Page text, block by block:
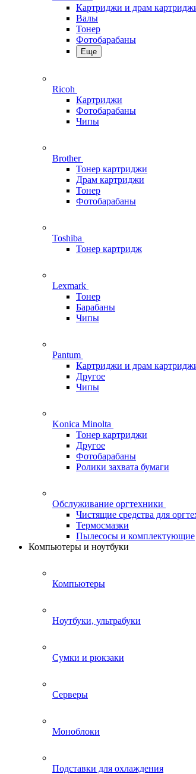
Картриджи и драм
Валы
Тонер
Фотобарабаны
Еще
Ricoh
Картриджи
Фотобарабаны
Чипы
Brother
Тонер картриджи
Драм картриджи
Тонер
Фотобарабаны
Toshiba
Тонер картридж
Lexmark
Тонер
Барабаны
Чипы
Pantum
Картриджи и драм
Другое
Чипы
Konica Minolta
Тонер картриджи
Другое
Фотобарабаны
Ролики захвата бумаги
Обслуживание оргтехники
Чистящие средства для
Термосмазки
Пылесосы и комплектующие
Компьютеры и ноутбуки
Компьютеры
Ноутбуки, ультрабуки
Сумки и рюкзаки
Серверы
Моноблоки
Подставки для охлаждения